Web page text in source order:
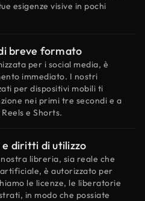
esigenze visive in pochi
breve formato
per i social media, è
immediato. I nostri
per dispositivi mobili ti
nei primi tre secondi e a
e Shorts.
diritti di utilizzo
libreria, sia reale che
è autorizzato per
le licenze, le liberatorie
in modo che possiate